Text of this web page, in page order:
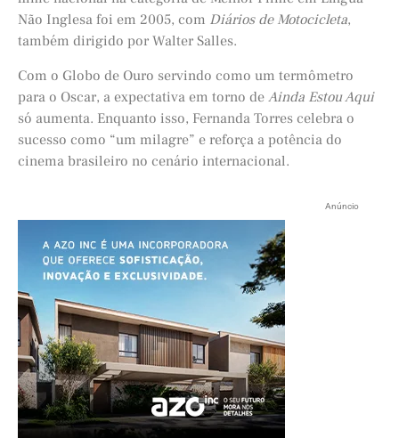
Não Inglesa foi em 2005, com Diários de Motocicleta,
também dirigido por Walter Salles.
Com o Globo de Ouro servindo como um termômetro
para o Oscar, a expectativa em torno de Ainda Estou Aqui
só aumenta. Enquanto isso, Fernanda Torres celebra o
sucesso como “um milagre” e reforça a potência do
cinema brasileiro no cenário internacional.
Anúncio